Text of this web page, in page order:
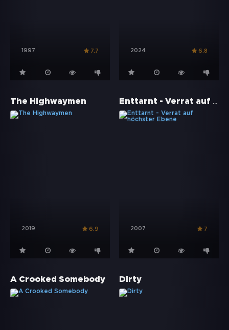
1997 7.7 2024 6.8
The Highwaymen
2019 6.9
Enttarnt - Verrat auf höchster Ebene
2007 7
A Crooked Somebody Dirty